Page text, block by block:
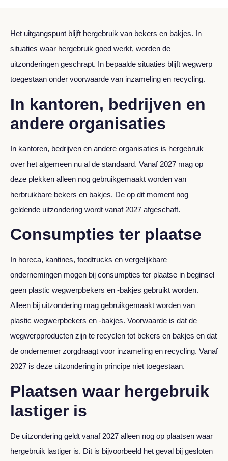
Het uitgangspunt blijft hergebruik van bekers en bakjes. In
situaties waar hergebruik goed werkt, worden de
uitzonderingen geschrapt. In bepaalde situaties blijft wegwerp
toegestaan onder voorwaarde van inzameling en recycling.
In kantoren, bedrijven en
andere organisaties
In kantoren, bedrijven en andere organisaties is hergebruik
over het algemeen nu al de standaard. Vanaf 2027 mag op
deze plekken alleen nog gebruikgemaakt worden van
herbruikbare bekers en bakjes. De op dit moment nog
geldende uitzondering wordt vanaf 2027 afgeschaft.
Consumpties ter plaatse
In horeca, kantines, foodtrucks en vergelijkbare
ondernemingen mogen bij consumpties ter plaatse in beginsel
geen plastic wegwerpbekers en -bakjes gebruikt worden.
Alleen bij uitzondering mag gebruikgemaakt worden van
plastic wegwerpbekers en -bakjes. Voorwaarde is dat de
wegwerpproducten zijn te recyclen tot bekers en bakjes en dat
de ondernemer zorgdraagt voor inzameling en recycling. Vanaf
2027 is deze uitzondering in principe niet toegestaan.
Plaatsen waar hergebruik
lastiger is
De uitzondering geldt vanaf 2027 alleen nog op plaatsen waar
hergebruik lastiger is. Dit is bijvoorbeeld het geval bij gesloten